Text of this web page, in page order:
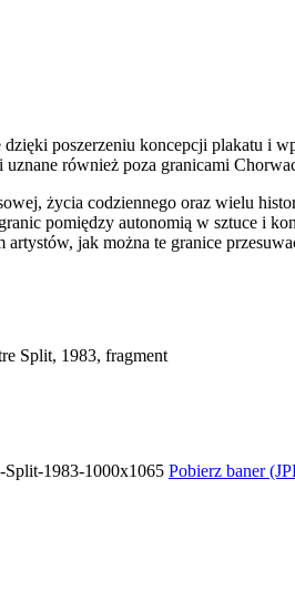
poszerzeniu koncepcji plakatu i
również poza granicami
życia codziennego oraz wielu
pomiędzy autonomią w sztuce i
jak można te granice
Split, 1983, fragment
Pobierz baner